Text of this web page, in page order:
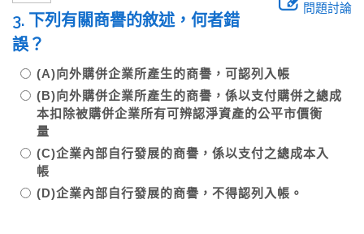
問題討論
3. 下列有關商譽的敘述，何者錯
誤？
(A)向外購併企業所產生的商譽，可認列入帳
(B)向外購併企業所產生的商譽，係以支付購併之總成
本扣除被購併企業所有可辨認淨資產的公平市價衡
量
(C)企業內部自行發展的商譽，係以支付之總成本入
帳
(D)企業內部自行發展的商譽，不得認列入帳。